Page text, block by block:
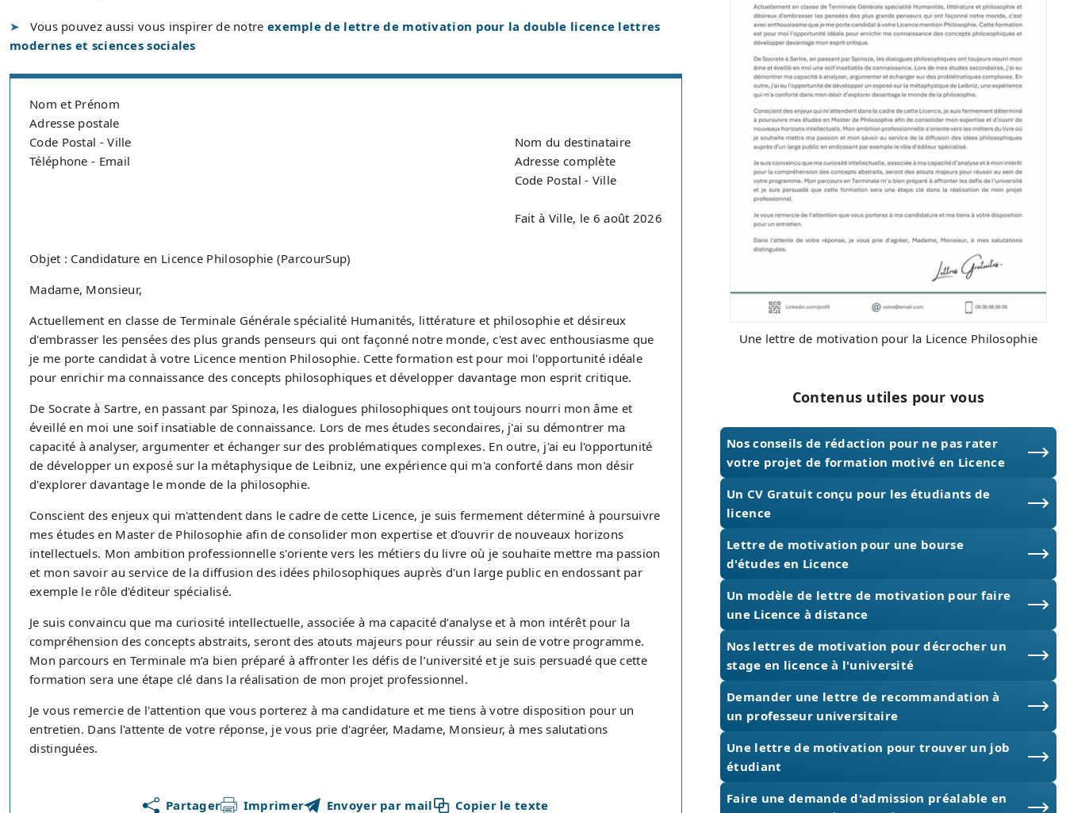
Vous pouvez aussi vous inspirer de notre exemple de lettre de motivation pour la double licence lettres
modernes et sciences sociales
Nom et Prénom
Adresse postale
Code Postal - Ville
Téléphone - Email
Nom du destinataire
Adresse complète
Code Postal - Ville
Fait à Ville, le 6 août 2026
Objet : Candidature en Licence Philosophie (ParcourSup)
Madame, Monsieur,
Actuellement en classe de Terminale Générale spécialité Humanités, littérature et philosophie et désireux
d'embrasser les pensées des plus grands penseurs qui ont façonné notre monde, c'est avec enthousiasme que
je me porte candidat à votre Licence mention Philosophie. Cette formation est pour moi l'opportunité idéale
pour enrichir ma connaissance des concepts philosophiques et développer davantage mon esprit critique.
De Socrate à Sartre, en passant par Spinoza, les dialogues philosophiques ont toujours nourri mon âme et
éveillé en moi une soif insatiable de connaissance. Lors de mes études secondaires, j'ai su démontrer ma
capacité à analyser, argumenter et échanger sur des problématiques complexes. En outre, j'ai eu l'opportunité
de développer un exposé sur la métaphysique de Leibniz, une expérience qui m'a conforté dans mon désir
d'explorer davantage le monde de la philosophie.
Conscient des enjeux qui m'attendent dans le cadre de cette Licence, je suis fermement déterminé à poursuivre
mes études en Master de Philosophie afin de consolider mon expertise et d'ouvrir de nouveaux horizons
intellectuels. Mon ambition professionnelle s'oriente vers les métiers du livre où je souhaite mettre ma passion
et mon savoir au service de la diffusion des idées philosophiques auprès d'un large public en endossant par
exemple le rôle d'éditeur spécialisé.
Je suis convaincu que ma curiosité intellectuelle, associée à ma capacité d’analyse et à mon intérêt pour la
compréhension des concepts abstraits, seront des atouts majeurs pour réussir au sein de votre programme.
Mon parcours en Terminale m’a bien préparé à affronter les défis de l’université et je suis persuadé que cette
formation sera une étape clé dans la réalisation de mon projet professionnel.
Je vous remercie de l'attention que vous porterez à ma candidature et me tiens à votre disposition pour un
entretien. Dans l'attente de votre réponse, je vous prie d'agréer, Madame, Monsieur, à mes salutations
distinguées.
Partager Imprimer Envoyer par mail Copier le texte
Une lettre de motivation pour la Licence Philosophie
Contenus utiles pour vous
Nos conseils de rédaction pour ne pas rater
votre projet de formation motivé en Licence
Un CV Gratuit conçu pour les étudiants de
licence
Lettre de motivation pour une bourse
d'études en Licence
Un modèle de lettre de motivation pour faire
une Licence à distance
Nos lettres de motivation pour décrocher un
stage en licence à l'université
Demander une lettre de recommandation à
un professeur universitaire
Une lettre de motivation pour trouver un job
étudiant
Faire une demande d'admission préalable en